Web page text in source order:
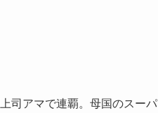
司アマで連覇。母国のスーパ